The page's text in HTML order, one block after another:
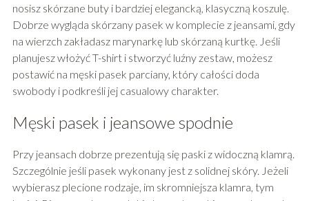
nosisz skórzane buty i bardziej elegancką, klasyczną koszulę.
Dobrze wygląda skórzany pasek w komplecie z jeansami, gdy
na wierzch zakładasz marynarkę lub skórzaną kurtkę. Jeśli
planujesz włożyć T-shirt i stworzyć luźny zestaw, możesz
postawić na męski pasek parciany, który całości doda
swobody i podkreśli jej casualowy charakter.
Męski pasek i jeansowe spodnie
Przy jeansach dobrze prezentują się paski z widoczną klamrą.
Szczególnie jeśli pasek wykonany jest z solidnej skóry. Jeżeli
wybierasz plecione rodzaje, im skromniejsza klamra, tym